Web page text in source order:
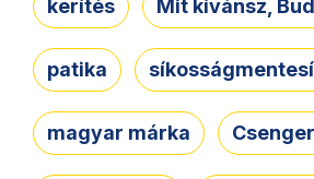
kerítés Mit kívánsz,
patika
magyar márka